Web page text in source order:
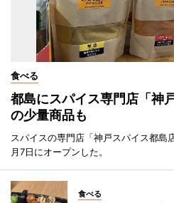
食べる
都島にスパイス専門店「
の少量商品も
スパイスの専門店「神戸スパイス都島
月7日にオープンした。
食べる